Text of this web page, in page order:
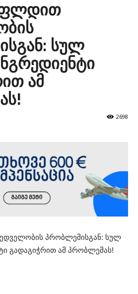
სულ
ამ
2698
პრობლემისგან: სულ
გადაგიჭრით ამ პრობლემას!